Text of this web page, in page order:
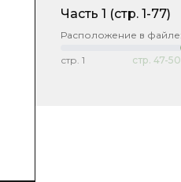
Часть 1 (стр. 1-77)
Расположение в файле:
стр. 1 стр. 47-50